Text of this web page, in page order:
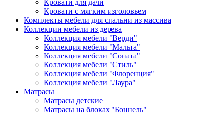
Кровати для дачи
Кровати с мягким изголовьем
Комплекты мебели для спальни из массива
Коллекции мебели из дерева
Коллекция мебели "Верди"
Коллекция мебели "Мальта"
Коллекция мебели "Соната"
Коллекция мебели "Стиль"
Коллекция мебели "Флоренция"
Коллекция мебели "Лаура"
Матрасы
Матрасы детские
Матрасы на блоках "Боннель"